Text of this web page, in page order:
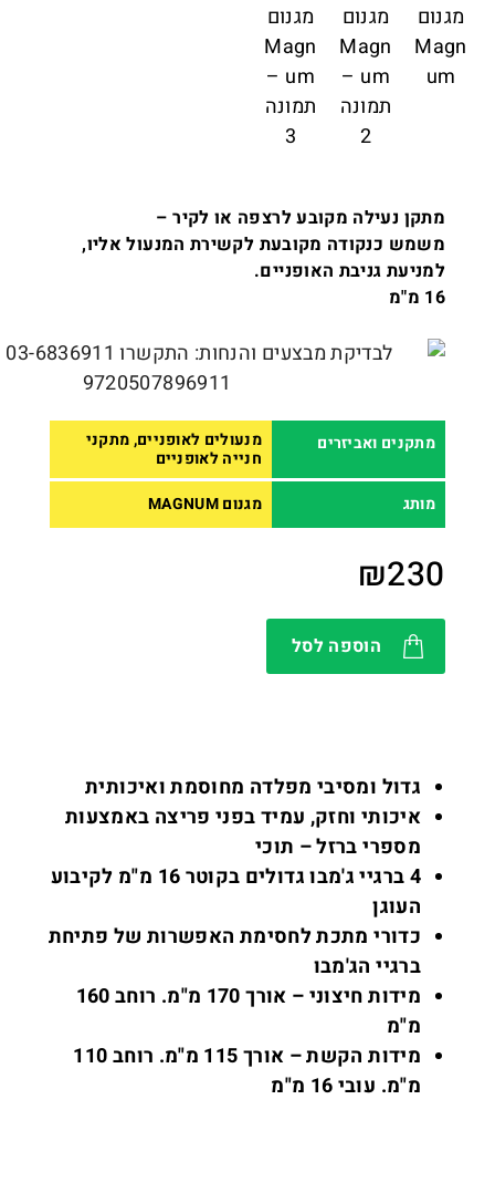
מתקן נעילה מקובע לרצפה או לקיר –
משמש כנקודה מקובעת לקשירת המנעול אליו,
למניעת גניבת האופניים.
16 מ"מ
מתקנים ואביזרים
מנעולים לאופניים, מתקני
חנייה לאופניים
מותג
מגנום MAGNUM
₪230
הוספה לסל
גדול ומסיבי מפלדה מחוסמת ואיכותית
איכותי וחזק, עמיד בפני פריצה באמצעות
מספרי ברזל – תוכי
4 ברגיי ג'מבו גדולים בקוטר 16 מ"מ לקיבוע
העוגן
כדורי מתכת לחסימת האפשרות של פתיחת
ברגיי הג'מבו
מידות חיצוני – אורך 170 מ"מ. רוחב 160
מ"מ
מידות הקשת – אורך 115 מ"מ. רוחב 110
מ"מ. עובי 16 מ"מ